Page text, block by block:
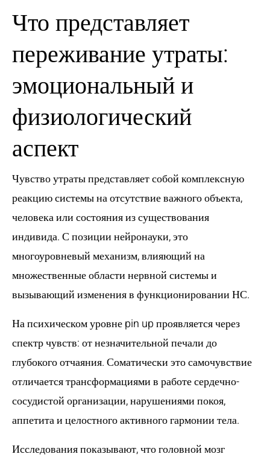
Что представляет
переживание утраты:
эмоциональный и
физиологический
аспект
Чувство утраты представляет собой комплексную
реакцию системы на отсутствие важного объекта,
человека или состояния из существования
индивида. С позиции нейронауки, это
многоуровневый механизм, влияющий на
множественные области нервной системы и
вызывающий изменения в функционировании НС.
На психическом уровне pin up проявляется через
спектр чувств: от незначительной печали до
глубокого отчаяния. Соматически это самочувствие
отличается трансформациями в работе сердечно-
сосудистой организации, нарушениями покоя,
аппетита и целостного активного гармонии тела.
Исследования показывают, что головной мозг